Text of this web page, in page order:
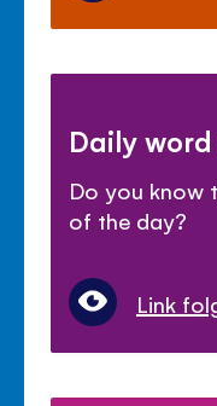
Daily word
Do you know
of the day?
Link